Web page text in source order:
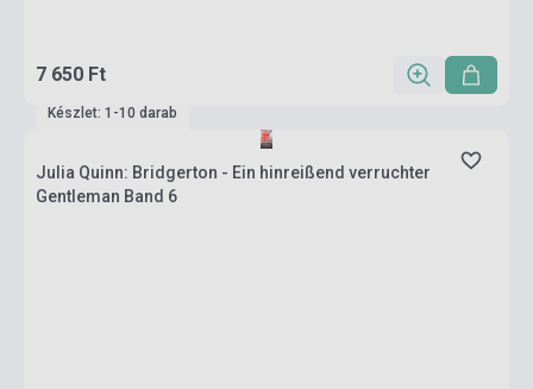
7 650 Ft
Készlet: 1-10 darab
Julia Quinn: Bridgerton - Ein hinreißend verruchter
Gentleman Band 6